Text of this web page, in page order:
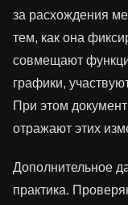
за расхождения
тем, как она
совмещают
графики,
При этом
отражают этих
Дополнительное
практика.